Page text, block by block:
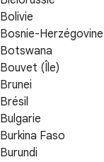
Bolivie
Bosnie-Herzégovine
Botswana
Bouvet (Île)
Brunei
Brésil
Bulgarie
Burkina Faso
Burundi